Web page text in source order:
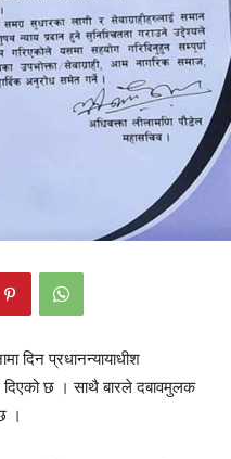
दिन प्रधानन्यायाधीश
छ । साथै बारले दबावमुलक
।